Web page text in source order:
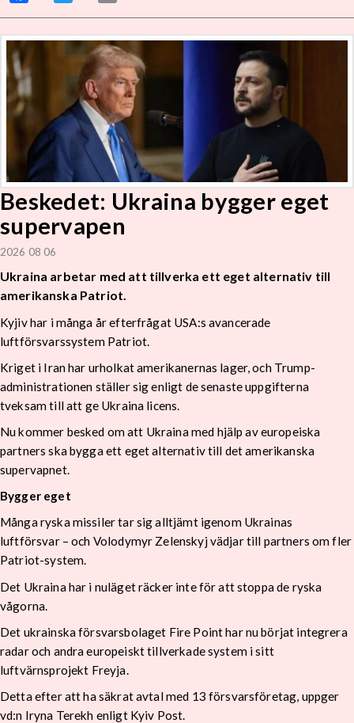
Beskedet: Ukraina bygger eget
supervapen
2026 08 06
Ukraina arbetar med att tillverka ett eget alternativ till
amerikanska Patriot.
Kyjiv har i många år efterfrågat USA:s avancerade
luftförsvarssystem Patriot.
Kriget i Iran har urholkat amerikanernas lager, och Trump-
administrationen ställer sig enligt de senaste uppgifterna
tveksam till att ge Ukraina licens.
Nu kommer besked om att Ukraina med hjälp av europeiska
partners ska bygga ett eget alternativ till det amerikanska
supervapnet.
Bygger eget
Många ryska missiler tar sig alltjämt igenom Ukrainas
luftförsvar – och Volodymyr Zelenskyj vädjar till partners om fler
Patriot-system.
Det Ukraina har i nuläget räcker inte för att stoppa de ryska
vågorna.
Det ukrainska försvarsbolaget Fire Point har nu börjat integrera
radar och andra europeiskt tillverkade system i sitt
luftvärnsprojekt Freyja.
Detta efter att ha säkrat avtal med 13 försvarsföretag, uppger
vd:n Iryna Terekh enligt Kyiv Post.